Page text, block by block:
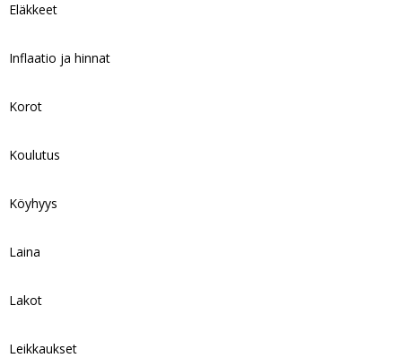
Eläkkeet
Inflaatio ja hinnat
Korot
Koulutus
Köyhyys
Laina
Lakot
Leikkaukset